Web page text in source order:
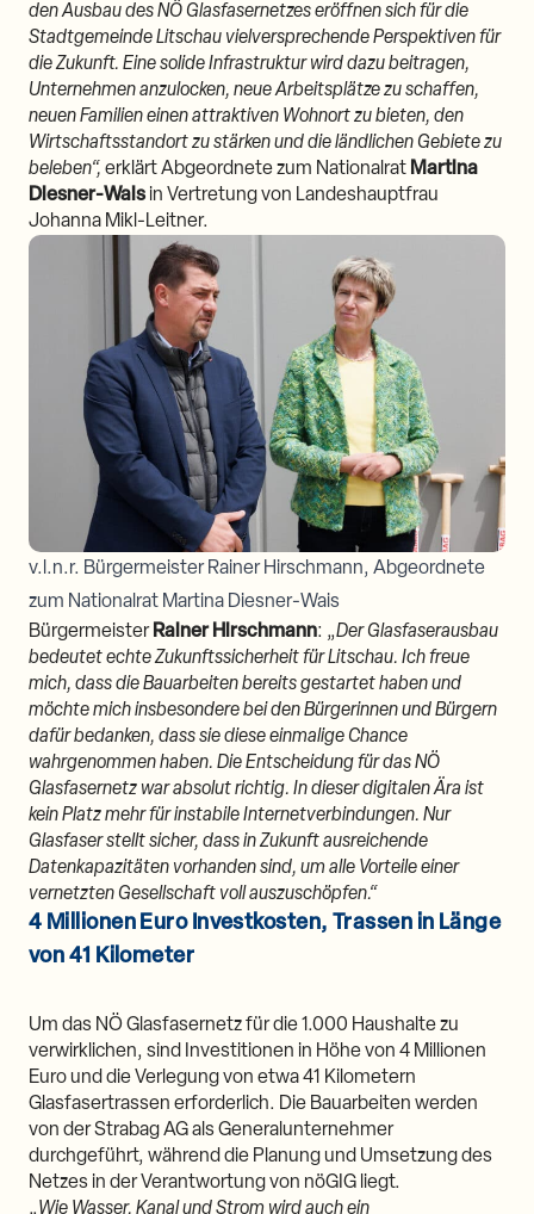
den Ausbau des NÖ Glasfasernetzes eröffnen sich für die
Stadtgemeinde Litschau vielversprechende Perspektiven für
die Zukunft. Eine solide Infrastruktur wird dazu beitragen,
Unternehmen anzulocken, neue Arbeitsplätze zu schaffen,
neuen Familien einen attraktiven Wohnort zu bieten, den
Wirtschaftsstandort zu stärken und die ländlichen Gebiete zu
beleben“, erklärt Abgeordnete zum Nationalrat Martina
Diesner-Wais in Vertretung von Landeshauptfrau
Johanna Mikl-Leitner.
v.l.n.r. Bürgermeister Rainer Hirschmann, Abgeordnete
zum Nationalrat Martina Diesner-Wais
BürgermeisterRainer Hirschmann: „Der Glasfaserausbau
bedeutet echte Zukunftssicherheit für Litschau. Ich freue
mich, dass die Bauarbeiten bereits gestartet haben und
möchte mich insbesondere bei den Bürgerinnen und Bürgern
dafür bedanken, dass sie diese einmalige Chance
wahrgenommen haben. Die Entscheidung für das NÖ
Glasfasernetz war absolut richtig. In dieser digitalen Ära ist
kein Platz mehr für instabile Internetverbindungen. Nur
Glasfaser stellt sicher, dass in Zukunft ausreichende
Datenkapazitäten vorhanden sind, um alle Vorteile einer
vernetzten Gesellschaft voll auszuschöpfen.“
4 Millionen Euro Investkosten, Trassen in Länge
von 41 Kilometer
Um das NÖ Glasfasernetz für die 1.000 Haushalte zu
verwirklichen, sind Investitionen in Höhe von 4 Millionen
Euro und die Verlegung von etwa 41 Kilometern
Glasfasertrassen erforderlich. Die Bauarbeiten werden
von der Strabag AG als Generalunternehmer
durchgeführt, während die Planung und Umsetzung des
Netzes in der Verantwortung von nöGIG liegt.
„Wie Wasser, Kanal und Strom wird auch ein